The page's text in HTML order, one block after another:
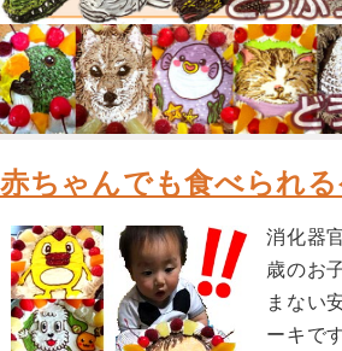
赤ちゃんでも食べられる
消化器
歳のお
まない
ーキで